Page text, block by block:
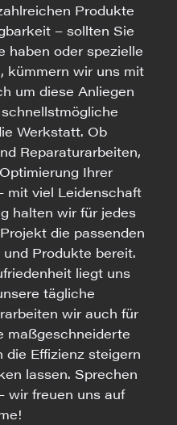
Produkte
– sollten Sie
haben oder spezielle
kümmern wir uns mit
um diese Anliegen
Werkstatt. Ob
Reparaturarbeiten,
Ihrer
mit viel Leidenschaft
halten wir für jedes
die passenden
Produkte bereit.
liegt uns
tägliche
wir auch für
maßgeschneiderte
die Effizienz steigern
lassen. Sprechen
wir freuen uns auf